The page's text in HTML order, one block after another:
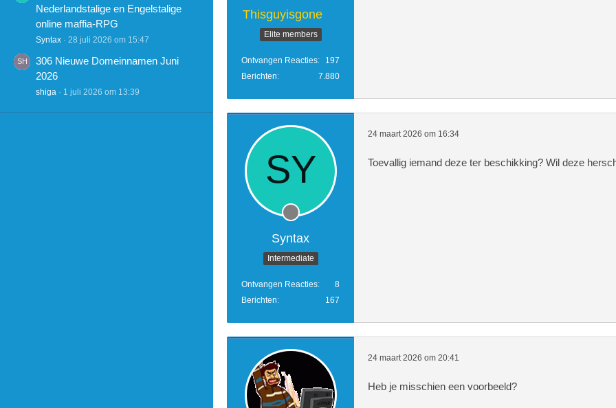
Nederlandstalige en Engelstalige
online maffia-RPG
Syntax 28 juli 2026 om 15:47
306 Nieuwe Domeinnamen Juni
2026
shiga 1 juli 2026 om 13:39
Thisguyisgone
Elite members
Ontvangen Reacties
197
Berichten
7.880
Syntax
Intermediate
Ontvangen Reacties
8
Berichten
167
24 maart 2026 om 16:34
Toevallig iemand deze ter beschikking? Wil deze
24 maart 2026 om 20:41
Heb je misschien een voorbeeld?